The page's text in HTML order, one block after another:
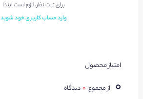
برای ثبت نظر، لازم است ابتدا
وارد حساب کاربری خود شوید
امتیاز محصول
۰ از مجموع ۰دیدگاه